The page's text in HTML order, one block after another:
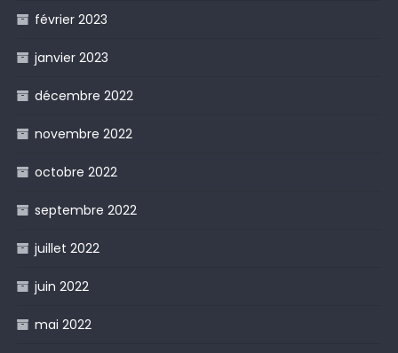
février 2023
janvier 2023
décembre 2022
novembre 2022
octobre 2022
septembre 2022
juillet 2022
juin 2022
mai 2022